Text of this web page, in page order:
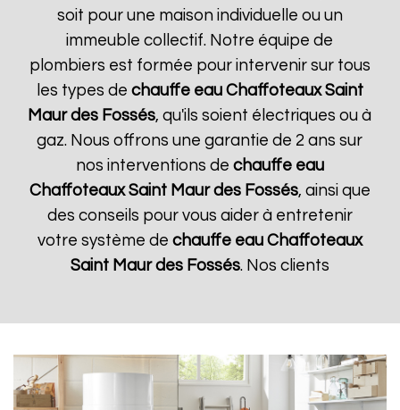
soit pour une maison individuelle ou un
immeuble collectif. Notre équipe de
plombiers est formée pour intervenir sur tous
les types de chauffe eau Chaffoteaux Saint
Maur des Fossés, qu'ils soient électriques ou à
gaz. Nous offrons une garantie de 2 ans sur
nos interventions de chauffe eau
Chaffoteaux Saint Maur des Fossés, ainsi que
des conseils pour vous aider à entretenir
votre système de chauffe eau Chaffoteaux
Saint Maur des Fossés. Nos clients